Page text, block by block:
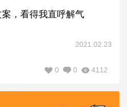
案，看得我直呼解气
2021.02.23
4112
0
0